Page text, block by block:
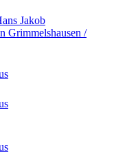
Jakob
Grimmelshausen /